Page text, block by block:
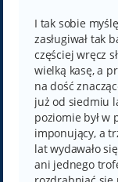
I tak sobie
zasługiwał tak
częściej wręcz
wielką kasę, a
na dość
już od siedmiu
poziomie był w
imponujący, a
lat wydawało
ani jednego